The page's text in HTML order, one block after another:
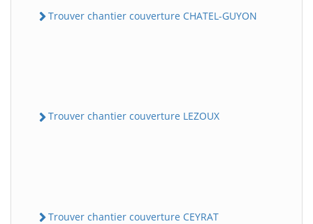
Trouver chantier couverture CHATEL-GUYON
Trouver chantier couverture LEZOUX
Trouver chantier couverture CEYRAT